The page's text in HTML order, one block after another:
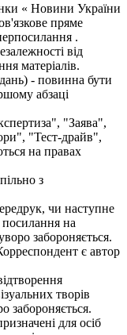
« Новини України
пряме
.
від
матеріалів.
- повинна бути
абзаці
"Заява",
"Тест-драйв",
на правах
з
чи наступне
на
забороняється.
є автор
творів
забороняється.
для осіб